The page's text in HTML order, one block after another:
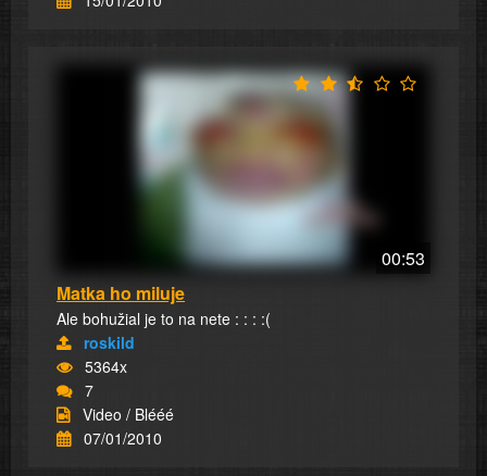
00:53
Matka ho miluje
Ale bohužial je to na nete : : : :(
roskild
5364x
7
Video / Blééé
07/01/2010